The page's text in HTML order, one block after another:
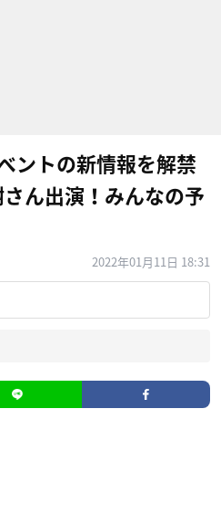
ントの新情報を解禁
ん出演！みんなの予
2022年01月11日 18:31